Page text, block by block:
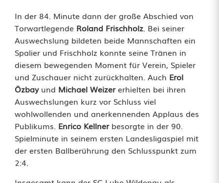
i
o
n
e
n
u
n
d
In der 84. Minute dann der große Abschied von
Torwartlegende Roland Frischholz. Bei seiner
Auswechslung bildeten beide Mannschaften ein
Spalier und Frischholz konnte seine Tränen in
diesem bewegenden Moment für Verein, Spieler
und Zuschauer nicht zurückhalten. Auch Erol
Özbayund Michael Weizererhielten bei ihren
Auswechslungen kurz vor Schluss viel
wohlwollenden und anerkennenden Applaus des
Publikums. Enrico Kellnerbesorgte in der 90.
Spielminute in seinem ersten Landesligaspiel mit
der ersten Ballberührung den Schlusspunkt zum
2:4.